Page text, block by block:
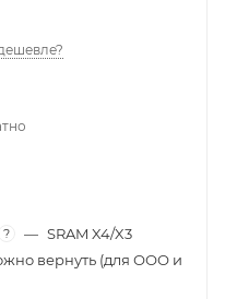
? — SRAM X4/X3
вернуть (для ООО и